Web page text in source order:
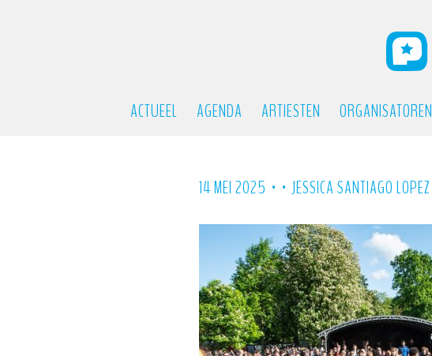
ACTUEEL AGENDA ARTIESTEN ORGANISATOREN
14 MEI 2025 • • JESSICA SANTIAGO LOPEZ